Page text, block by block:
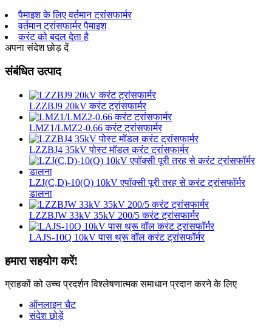
पैमाइश के लिए वर्तमान ट्रांसफार्मर
वर्तमान ट्रांसफार्मर पैमाइश
करंट को बदल देता है
अपना संदेश छोड़ दें
संबंधित उत्पाद
LZZBJ9 20kV करंट ट्रांसफार्मर
LMZ1/LMZ2-0.66 करंट ट्रांसफार्मर
LZZBJ4 35kV पोस्ट मॉडल करंट ट्रांसफार्मर
LZJ(C,D)-10(Q) 10kV एपॉक्सी पूरी तरह से करंट ट्रांसफॉर्मर
डालना
LZZBJW 33kV 35kV 200/5 करंट ट्रांसफार्मर
LAJS-10Q 10kV पास थ्रू वॉल करंट ट्रांसफॉर्मर
हमारा सहयोग करें!
ग्राहकों को उच्च प्रदर्शन विश्लेषणात्मक समाधान प्रदान करने के लिए
ऑनलाइन चैट
संदेश छोड़ें